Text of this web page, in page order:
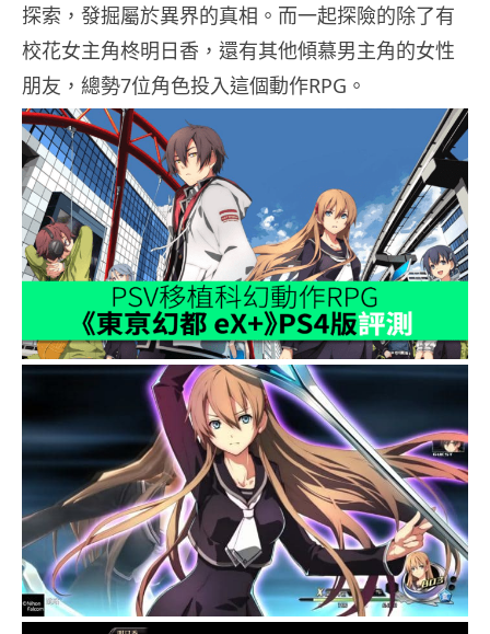
探索，發掘屬於異界的真相。而一起探險的除了有
校花女主角柊明日香，還有其他傾慕男主角的女性
朋友，總勢7位角色投入這個動作RPG。